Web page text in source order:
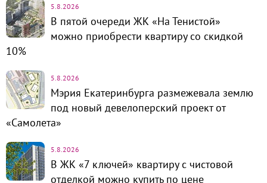
5.8.2026
В пятой очереди ЖК «На Тенистой»
можно приобрести квартиру со скидкой
10%
5.8.2026
Мэрия Екатеринбурга размежевала землю
под новый девелоперский проект от
«Самолета»
5.8.2026
В ЖК «7 ключей» квартиру с чистовой
отделкой можно купить по цене